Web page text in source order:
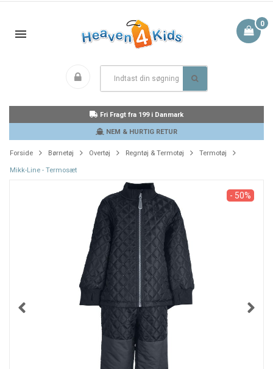
0
Fri Fragt fra 199 i Danmark
NEM & HURTIG RETUR
Forside Børnetøj Overtøj Regntøj & Termotøj Termotøj
Mikk-Line - Termosæt
- 50%